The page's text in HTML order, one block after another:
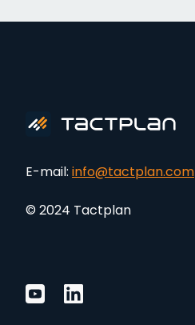
E-mail: info@tactplan.com
© 2024 Tactplan